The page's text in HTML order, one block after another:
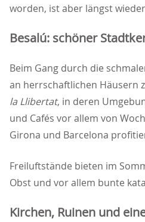
worden, ist aber längst
Besalú: schöner
Beim Gang durch die
an herrschaftlichen Häusern
la Llibertat, in deren
und Cafés vor allem von
Girona und Barcelona
Freiluftstände bieten im
Obst und vor allem bunte
Kirchen, Ruinen und